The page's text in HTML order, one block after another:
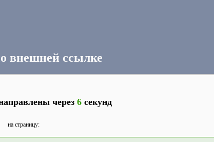
внешней ссылке
через 6секунд
на страницу: